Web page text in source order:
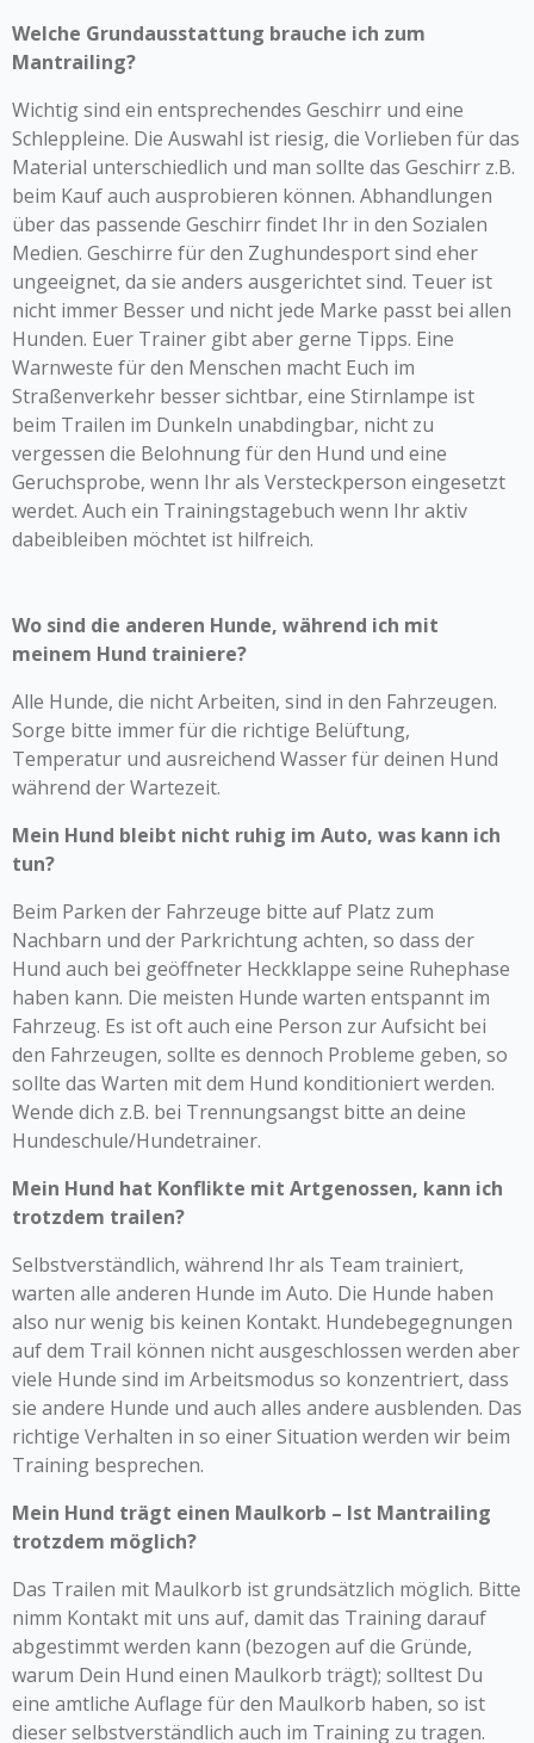
Welche Grundausstattung brauche ich zum
Mantrailing?
Wichtig sind ein entsprechendes Geschirr und eine
Schleppleine. Die Auswahl ist riesig, die Vorlieben für das
Material unterschiedlich und man sollte das Geschirr z.B.
beim Kauf auch ausprobieren können. Abhandlungen
über das passende Geschirr findet Ihr in den Sozialen
Medien. Geschirre für den Zughundesport sind eher
ungeeignet, da sie anders ausgerichtet sind. Teuer ist
nicht immer Besser und nicht jede Marke passt bei allen
Hunden. Euer Trainer gibt aber gerne Tipps. Eine
Warnweste für den Menschen macht Euch im
Straßenverkehr besser sichtbar, eine Stirnlampe ist
beim Trailen im Dunkeln unabdingbar, nicht zu
vergessen die Belohnung für den Hund und eine
Geruchsprobe, wenn Ihr als Versteckperson eingesetzt
werdet. Auch ein Trainingstagebuch wenn Ihr aktiv
dabeibleiben möchtet ist hilfreich.
Wo sind die anderen Hunde, während ich mit
meinem Hund trainiere?
Alle Hunde, die nicht Arbeiten, sind in den Fahrzeugen.
Sorge bitte immer für die richtige Belüftung,
Temperatur und ausreichend Wasser für deinen Hund
während der Wartezeit.
Mein Hund bleibt nicht ruhig im Auto, was kann ich
tun?
Beim Parken der Fahrzeuge bitte auf Platz zum
Nachbarn und der Parkrichtung achten, so dass der
Hund auch bei geöffneter Heckklappe seine Ruhephase
haben kann. Die meisten Hunde warten entspannt im
Fahrzeug. Es ist oft auch eine Person zur Aufsicht bei
den Fahrzeugen, sollte es dennoch Probleme geben, so
sollte das Warten mit dem Hund konditioniert werden.
Wende dich z.B. bei Trennungsangst bitte an deine
Hundeschule/Hundetrainer.
Mein Hund hat Konflikte mit Artgenossen, kann ich
trotzdem trailen?
Selbstverständlich, während Ihr als Team trainiert,
warten alle anderen Hunde im Auto. Die Hunde haben
also nur wenig bis keinen Kontakt. Hundebegegnungen
auf dem Trail können nicht ausgeschlossen werden aber
viele Hunde sind im Arbeitsmodus so konzentriert, dass
sie andere Hunde und auch alles andere ausblenden. Das
richtige Verhalten in so einer Situation werden wir beim
Training besprechen.
Mein Hund trägt einen Maulkorb – Ist Mantrailing
trotzdem möglich?
Das Trailen mit Maulkorb ist grundsätzlich möglich. Bitte
nimm Kontakt mit uns auf, damit das Training darauf
abgestimmt werden kann (bezogen auf die Gründe,
warum Dein Hund einen Maulkorb trägt); solltest Du
eine amtliche Auflage für den Maulkorb haben, so ist
dieser selbstverständlich auch im Training zu tragen.